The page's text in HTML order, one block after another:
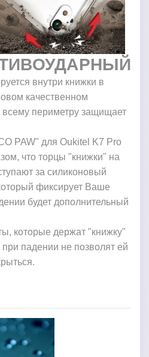
внутри книжки в
качественном
всему периметру защищает
PAW" для Oukitel K7 Pro
что торцы "книжки" на
за силиконовый
фиксирует Ваше
будет дополнительный
которые держат "книжку"
падении не позволят ей